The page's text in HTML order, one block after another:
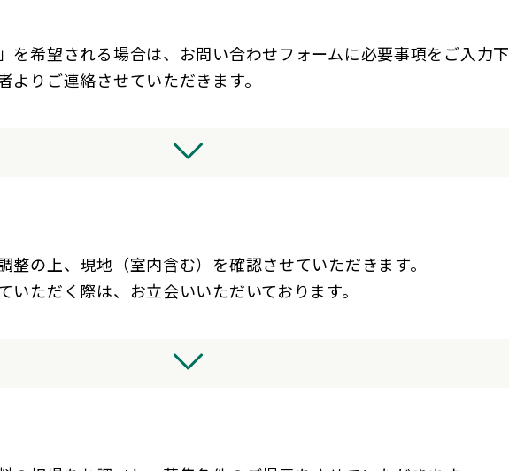
を希望される場合は、お問い合わせフォームに必要事項をご入力下
よりご連絡させていただきます。
整の上、現地（室内含む）を確認させていただきます。
ただく際は、お立会いいただいております。